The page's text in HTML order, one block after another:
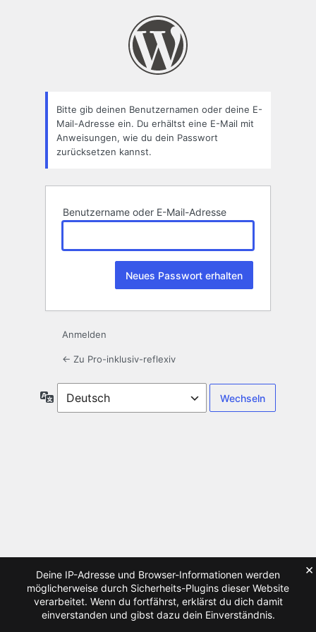
Bitte gib deinen Benutzernamen oder deine E-
Mail-Adresse ein. Du erhältst eine E-Mail mit
Anweisungen, wie du dein Passwort
zurücksetzen kannst.
Benutzername oder E-Mail-Adresse
Anmelden
← Zu Pro-inklusiv-reflexiv
Sprache
Deine IP-Adresse und Browser-Informationen werden
möglicherweise durch Sicherheits-Plugins dieser Website
verarbeitet. Wenn du fortfährst, erklärst du dich damit
einverstanden und gibst dazu dein Einverständnis.
×